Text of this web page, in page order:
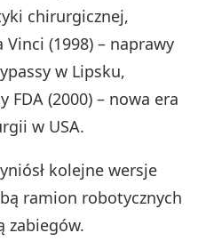
chirurgicznej,
(1998) – naprawy
w Lipsku,
FDA (2000) – nowa era
w USA.
kolejne wersje
ramion robotycznych
zabiegów.